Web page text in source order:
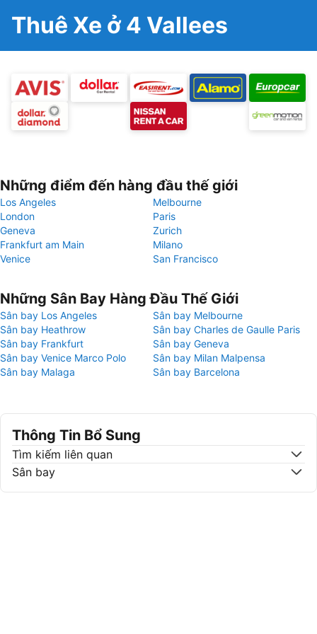
Thuê Xe ở 4 Vallees
Những điểm đến hàng đầu thế giới
Los Angeles
Melbourne
London
Paris
Geneva
Zurich
Frankfurt am Main
Milano
Venice
San Francisco
Những Sân Bay Hàng Đầu Thế Giới
Sân bay Los Angeles
Sân bay Melbourne
Sân bay Heathrow
Sân bay Charles de Gaulle Paris
Sân bay Frankfurt
Sân bay Geneva
Sân bay Venice Marco Polo
Sân bay Milan Malpensa
Sân bay Malaga
Sân bay Barcelona
Thông Tin Bổ Sung
Tìm kiếm liên quan
Sân bay